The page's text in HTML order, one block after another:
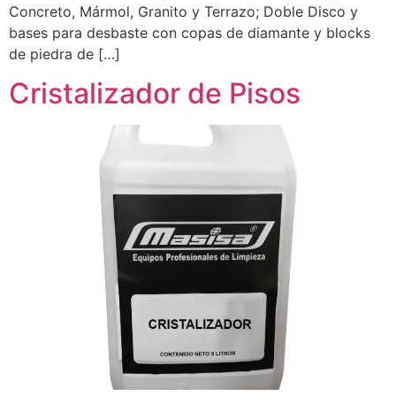
Concreto, Mármol, Granito y Terrazo; Doble Disco y
bases para desbaste con copas de diamante y blocks
de piedra de […]
Cristalizador de Pisos